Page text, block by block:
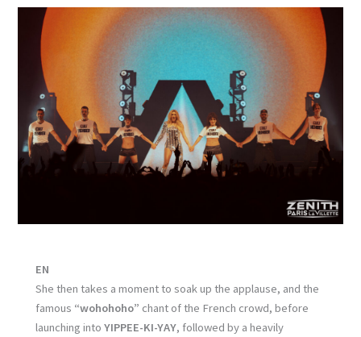
EN
She then takes a moment to soak up the applause, and the
famous “wohohoho” chant of the French crowd, before
launching intoYIPPEE-KI-YAY, followed by a heavily